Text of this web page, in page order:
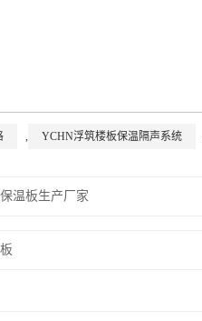
YCHN浮筑楼板保温隔声系统
温板生产厂家